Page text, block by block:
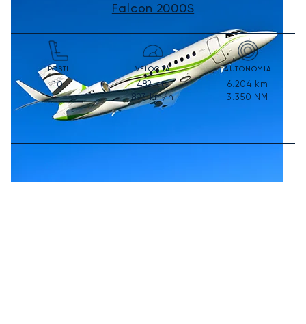
Falcon 2000S
POSTI
10
VELOCITÀ
482kts
893km/h
AUTONOMIA
6.204 km
3.350 NM